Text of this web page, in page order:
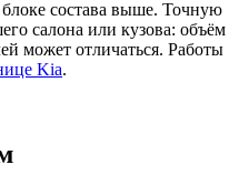
состава выше. Точную
салона или кузова: объём
может отличаться. Работы
Kia.